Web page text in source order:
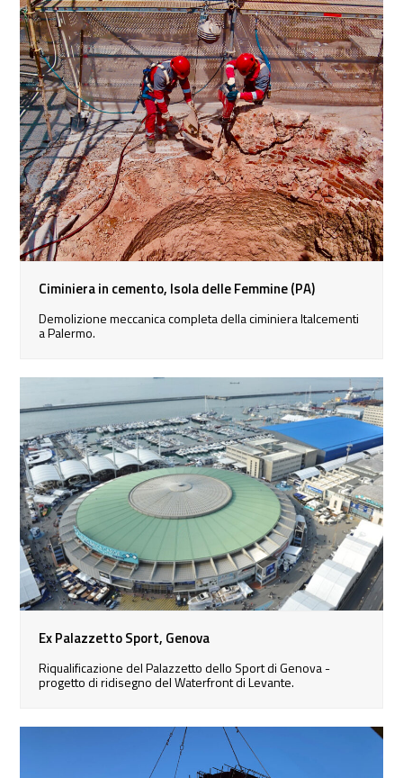
Ciminiera in cemento, Isola delle Femmine (PA)
Demolizione meccanica completa della ciminiera Italcementi
a Palermo.
Ex Palazzetto Sport, Genova
Riqualificazione del Palazzetto dello Sport di Genova -
progetto di ridisegno del Waterfront di Levante.